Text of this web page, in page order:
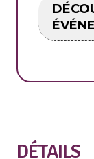
DÉTAILS